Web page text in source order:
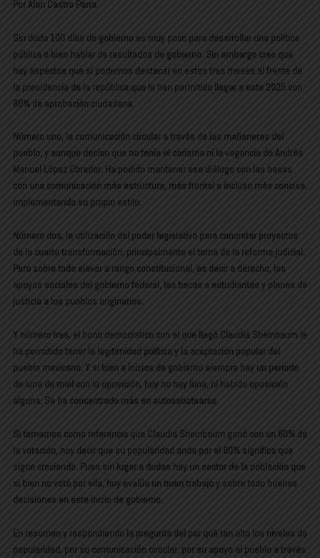
Por Alan Castro Parra
Sin duda 100 días de gobierno es muy poco para desarrollar una política
pública o bien hablar de resultados de gobierno. Sin embargo creo que
hay aspectos que sí podemos destacar en estos tres meses al frente de
la presidencia de la república que le han permitido llegar a este 2025 con
80% de aprobación ciudadana.
Número uno, la comunicación circular a través de las mañaneras del
pueblo, y aunque decían que no tenía el carisma ni la vagancia de Andrés
Manuel López Obrador. Ha podido mantener ese diálogo con las bases
con una comunicación más estructura, más frontal e incluso más concisa,
implementando su propio estilo.
Número dos, la utilización del poder legislativo para concretar proyectos
de la cuarta transformación, principalmente el tema de la reforma judicial.
Pero sobre todo elevar a rango constitucional, es decir a derecho, los
apoyos sociales del gobierno federal, las becas a estudiantes y planes de
justicia a los pueblos originarios.
Y número tres, el bono democratico con el que llegó Claudia Sheinbaum le
ha permitido tener la legitimidad política y la aceptación popular del
pueblo mexicano. Y si bien a inicios de gobierno siempre hay un periodo
de luna de miel con la oposición, hoy no hay luna, ni habido oposición
alguna. Se ha concentrado más en autosabotearse.
Si tomamos como referencia que Claudia Sheinbaum ganó con un 60% de
la votación, hoy decir que su popularidad anda por el 80% significa que
sigue creciendo. Pues sin lugar a dudas hay un sector de la población que
si bien no votó por ella, hoy evalúa un buen trabajo y sobre todo buenas
decisiones en este inicio de gobierno.
En resumen y respondiendo la pregunta del por qué tan alto los niveles de
popularidad, por su comunicación circular, por su apoyo al pueblo a través